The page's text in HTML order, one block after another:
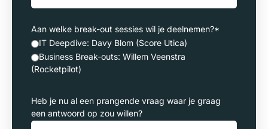
Aan welke break-out sessies wil je deelnemen?*
IT Deepdive: Davy Blom (Score Utica)
Business Break-outs: Willem Veenstra
(Rocketpilot)
Heb je nu al een prangende vraag waar je graag
een antwoord op zou willen?